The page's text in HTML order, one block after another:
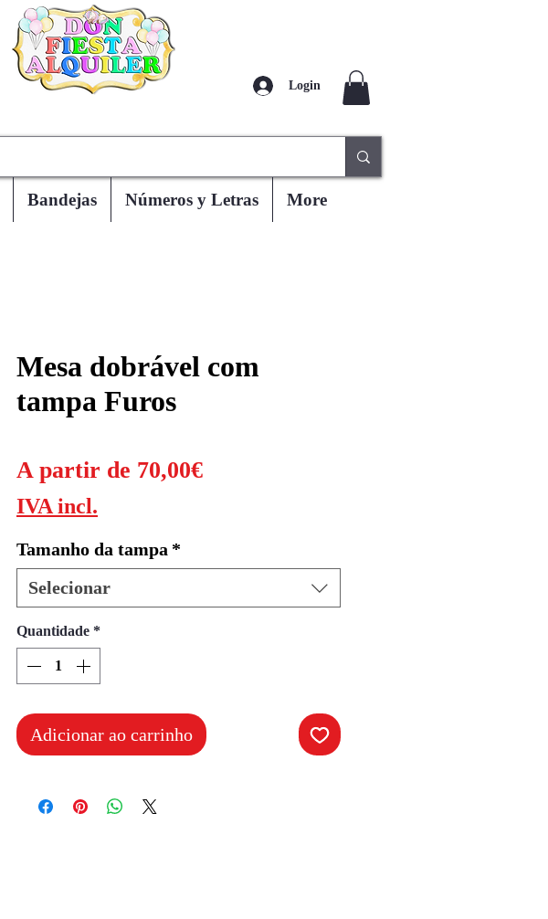
Login
Bandejas Números y Letras More
Mesa dobrável com
tampa Furos
A partir de 70,00€Preço
IVA incl.
Tamanho da tampa *
Selecionar
Quantidade *
Adicionar ao carrinho